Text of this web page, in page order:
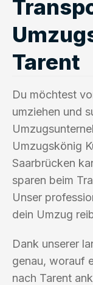
Tarent
Du möchtest
umziehen und
Umzugskönig
Saarbrücken
sparen beim
Unser
dein Umzug
Dank unserer
genau, worauf
nach Tarent